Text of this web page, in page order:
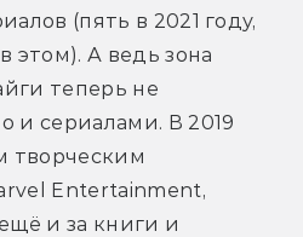
(пять в 2021 году,
этом). А ведь зона
теперь не
и сериалами. В 2019
творческим
Entertainment,
и за книги и